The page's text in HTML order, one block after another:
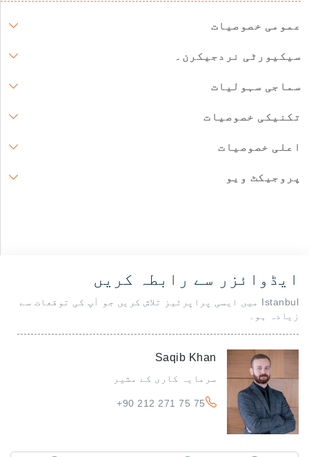
عمومی خصوصیات
سیکیورٹی نردجیکرن۔
سماجی سہولیات
تکنیکی خصوصیات
اعلی خصوصیات
پروجیکٹ ویو
ایڈوائزر سے رابطہ کریں
Istanbul میں ایسی پراپرٹیز تلاش کریں جو آپ کی توقعات سے
زیادہ ہو۔
Saqib Khan
سرمایہ کاری کے مشیر
+90 212 271 75 75